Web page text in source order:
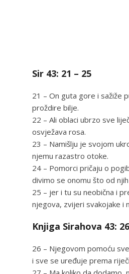
Sir 43: 21 – 25
21 – On guta gore i sažiže
proždire bilje.
22 – Ali oblaci ubrzo sve
osvježava rosa.
23 – Namišlju je svojom
njemu razastro otoke.
24 – Pomorci pričaju o
divimo se onomu što od
25 – jer i tu su neobična i
njegova, zvijeri svakojake i
Knjiga Sirahova 43:
26 – Njegovom pomoću
i sve se uređuje prema